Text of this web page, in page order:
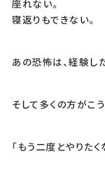
座れない。
寝返りもできない。
あの恐怖は、経験し
そして多くの方がこ
「もう二度とやりたく